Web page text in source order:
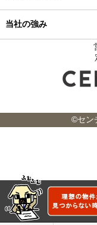
当社の強み
©セン